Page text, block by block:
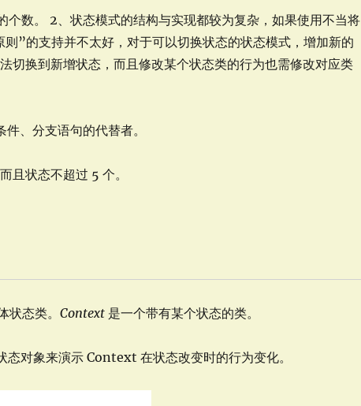
数。 2、状态模式的结构与实现都较为复杂，如果使用不当将
”的支持并不太好，对于可以切换状态的状态模式，增加新的
切换到新增状态，而且修改某个状态类的行为也需修改对应类
、分支语句的代替者。
且状态不超过 5 个。
状态类。Context 是一个带有某个状态的类。
态对象来演示 Context 在状态改变时的行为变化。